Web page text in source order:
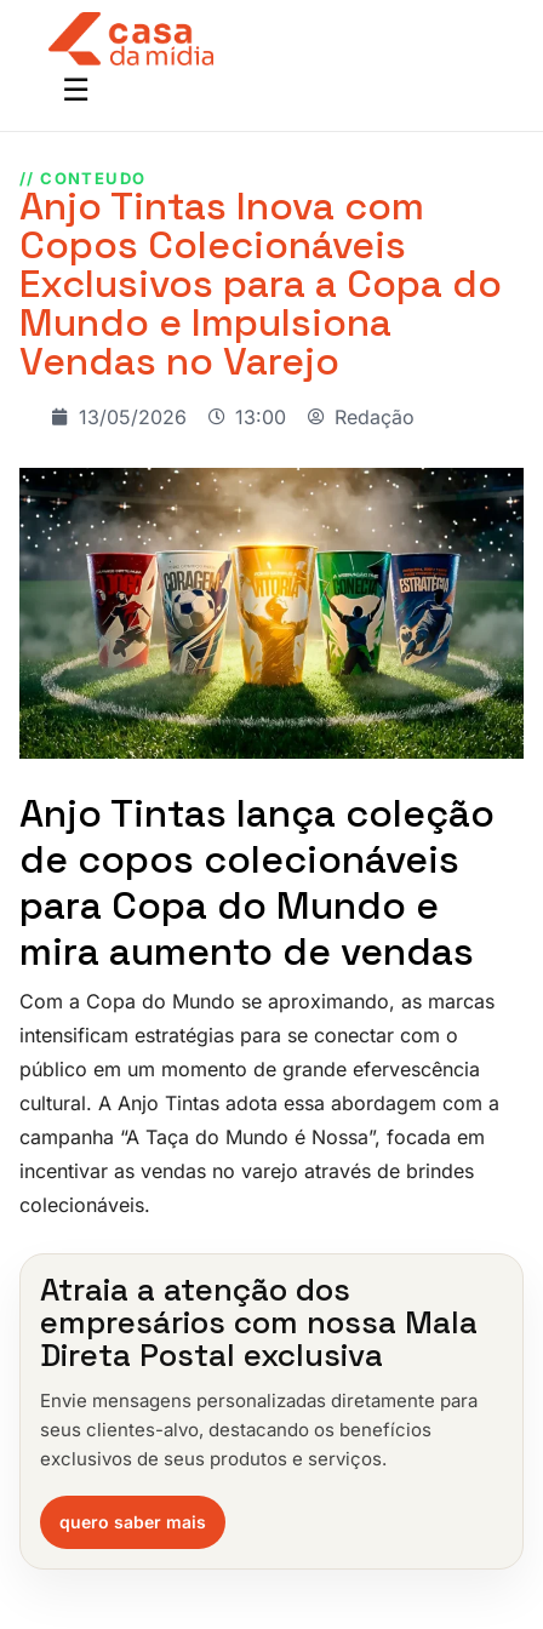
// CONTEUDO
Anjo Tintas Inova com
Copos Colecionáveis
Exclusivos para a Copa do
Mundo e Impulsiona
Vendas no Varejo
13/05/2026 13:00 Redação
Anjo Tintas lança coleção
de copos colecionáveis
para Copa do Mundo e
mira aumento de vendas
Com a Copa do Mundo se aproximando, as marcas
intensificam estratégias para se conectar com o
público em um momento de grande efervescência
cultural. A Anjo Tintas adota essa abordagem com a
campanha “A Taça do Mundo é Nossa”, focada em
incentivar as vendas no varejo através de brindes
colecionáveis.
Atraia a atenção dos
empresários com nossa Mala
Direta Postal exclusiva
Envie mensagens personalizadas diretamente para
seus clientes-alvo, destacando os benefícios
exclusivos de seus produtos e serviços.
quero saber mais